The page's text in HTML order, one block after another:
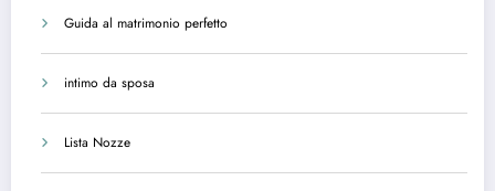
Guida al matrimonio perfetto
intimo da sposa
Lista Nozze